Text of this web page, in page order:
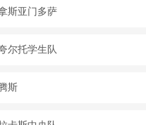
斯亚门多萨
尔托学生队
斯